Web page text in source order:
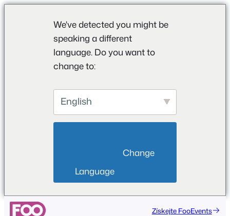
We've detected you might be
speaking a different
language. Do you want to
change to:
English
Language
Přeskočit
Získejte FooEvents